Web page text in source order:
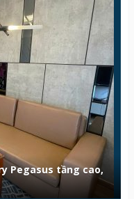
Pegasus tầng cao,